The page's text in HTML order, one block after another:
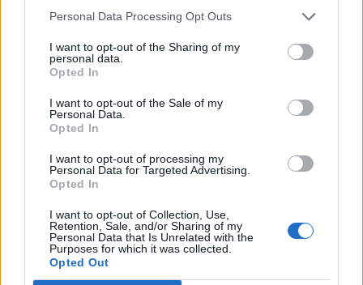
Personal Data Processing Opt Outs
I want to opt-out of the Sharing of my
personal data.
Opted In
I want to opt-out of the Sale of my
Personal Data.
Opted In
I want to opt-out of processing my
Personal Data for Targeted Advertising.
Opted In
I want to opt-out of Collection, Use,
Retention, Sale, and/or Sharing of my
Personal Data that Is Unrelated with the
Purposes for which it was collected.
Opted Out
VAI ALLA VERSIONE CLASSICA